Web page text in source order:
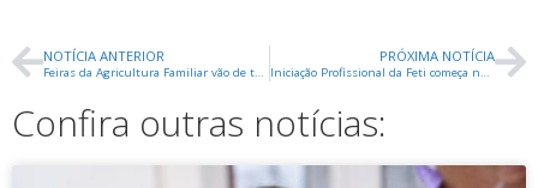
NOTÍCIA ANTERIOR
Feiras da Agricultura Familiar vão de terça a sábado na cidade
PRÓXIMA NOTÍCIA
Iniciação Profissional da Feti começa novo semestre com 375 alunos atendidos
Confira outras notícias: